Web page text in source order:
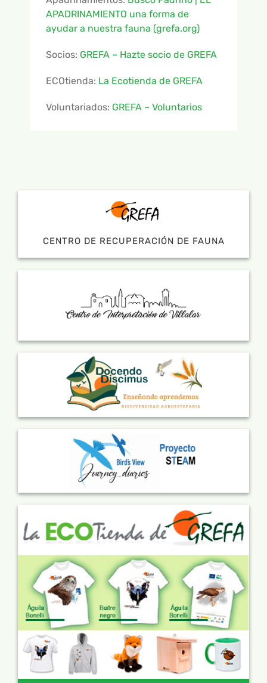
APADRINAMIENTO una forma de
ayudar a nuestra fauna (grefa.org)
Socios: GREFA – Hazte socio de GREFA
ECOtienda: La Ecotienda de GREFA
Voluntariados: GREFA – Voluntarios
CENTRO DE RECUPERACIÓN DE FAUNA